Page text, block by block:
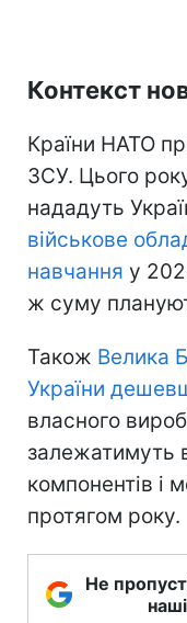
Контекст
Країни НАТО
ЗСУ. Цього
нададуть
військове
навчання у
ж суму
Також Велика
України
власного
залежатимуть
компонентів і
протягом року.
Не